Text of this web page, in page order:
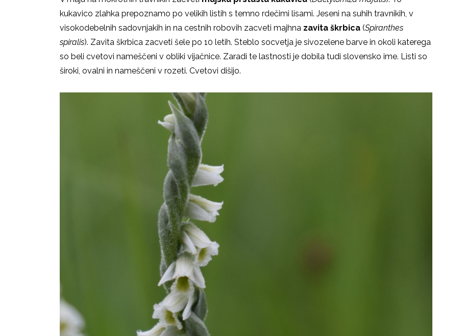
kukavico zlahka prepoznamo po velikih listih s temno rdečimi lisami. Jeseni na suhih travnikih, v
visokodebelnih sadovnjakih in na cestnih robovih zacveti majhna zavita škrbica (Spiranthes
spiralis). Zavita škrbica zacveti šele po 10 letih. Steblo socvetja je sivozelene barve in okoli katerega
so beli cvetovi nameščeni v obliki vijačnice. Zaradi te lastnosti je dobila tudi slovensko ime. Listi so
široki, ovalni in nameščeni v rozeti. Cvetovi dišijo.